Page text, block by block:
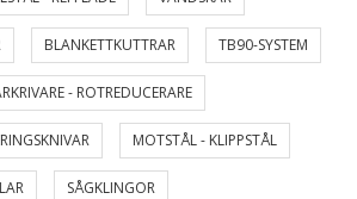
BLANKETTKUTTRAR TB90-SYSTEM
- ROTREDUCERARE
MOTSTÅL - KLIPPSTÅL
SÅGKLINGOR